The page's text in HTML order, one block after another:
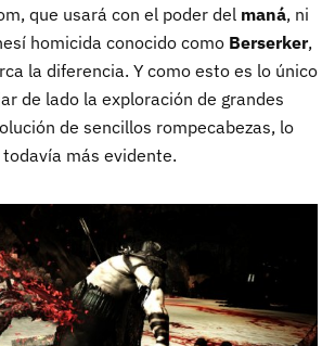
que usará con el poder del maná, ni
homicida conocido como Berserker,
la diferencia. Y como esto es lo único
de lado la exploración de grandes
de sencillos rompecabezas, lo
más evidente.